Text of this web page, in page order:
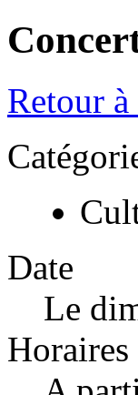
Retour à
Date
Le
Horaires